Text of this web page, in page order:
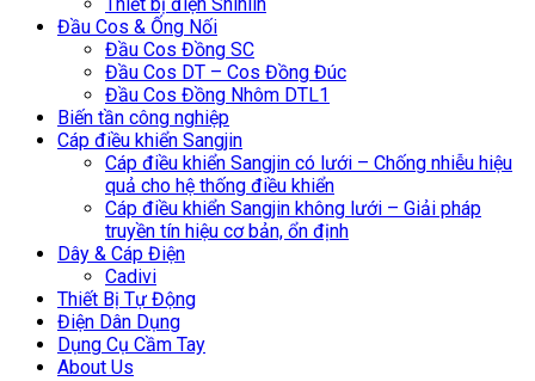
Đầu Cos & Ống Nối
Đầu Cos Đồng SC
Đầu Cos DT – Cos Đồng Đúc
Đầu Cos Đồng Nhôm DTL1
Biến tần công nghiệp
Cáp điều khiển Sangjin
Cáp điều khiển Sangjin có lưới – Chống nhiễu hiệu
quả cho hệ thống điều khiển
Cáp điều khiển Sangjin không lưới – Giải pháp
truyền tín hiệu cơ bản, ổn định
Dây & Cáp Điện
Cadivi
Thiết Bị Tự Động
Điện Dân Dụng
Dụng Cụ Cầm Tay
About Us